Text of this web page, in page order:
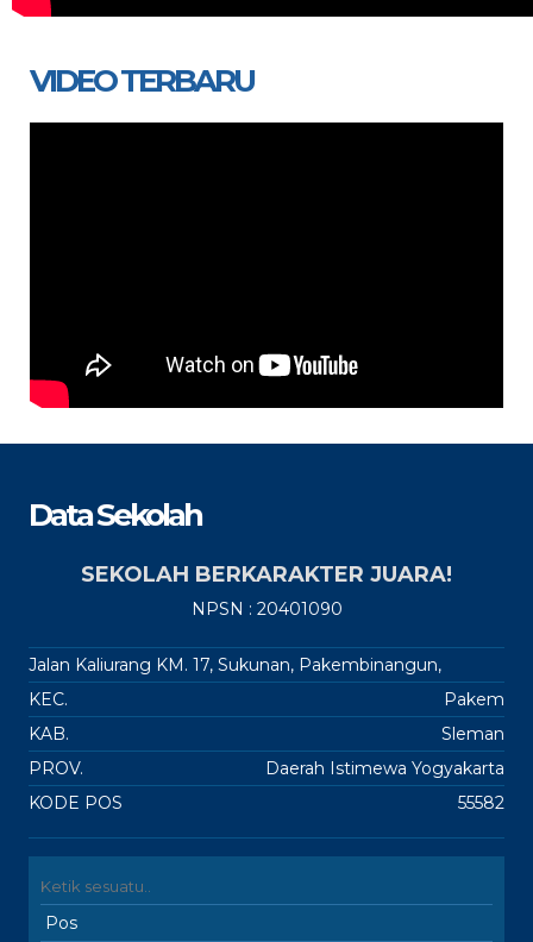
VIDEO TERBARU
Data Sekolah
SEKOLAH BERKARAKTER JUARA!
NPSN : 20401090
Jalan Kaliurang KM. 17, Sukunan, Pakembinangun,
KEC.
Pakem
KAB.
Sleman
PROV.
Daerah Istimewa Yogyakarta
KODE POS
55582